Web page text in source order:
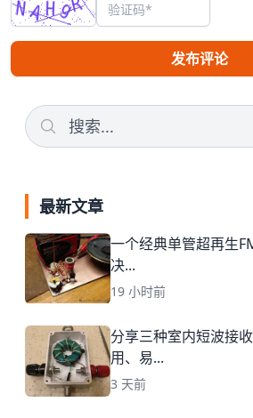
发布评论
最新文章
一个经典单管超再生
决...
19 小时前
分享三种室内短波接
用、易...
3 天前